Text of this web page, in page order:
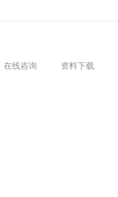
在线咨询 资料下载